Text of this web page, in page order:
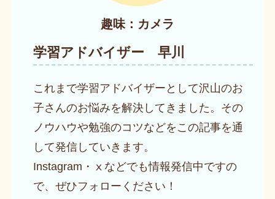
趣味：カメラ
学習アドバイザー 早川
これまで学習アドバイザーとして沢山のお
子さんのお悩みを解決してきました。その
ノウハウや勉強のコツなどをこの記事を通
して発信していきます。
Instagram・ⅹなどでも情報発信中ですの
で、ぜひフォローください！